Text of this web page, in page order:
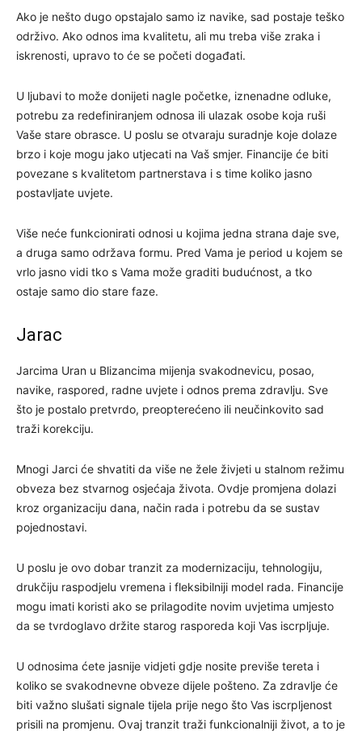
Ako je nešto dugo opstajalo samo iz navike, sad postaje teško
održivo. Ako odnos ima kvalitetu, ali mu treba više zraka i
iskrenosti, upravo to će se početi događati.
U ljubavi to može donijeti nagle početke, iznenadne odluke,
potrebu za redefiniranjem odnosa ili ulazak osobe koja ruši
Vaše stare obrasce. U poslu se otvaraju suradnje koje dolaze
brzo i koje mogu jako utjecati na Vaš smjer. Financije će biti
povezane s kvalitetom partnerstava i s time koliko jasno
postavljate uvjete.
Više neće funkcionirati odnosi u kojima jedna strana daje sve,
a druga samo održava formu. Pred Vama je period u kojem se
vrlo jasno vidi tko s Vama može graditi budućnost, a tko
ostaje samo dio stare faze.
Jarac
Jarcima Uran u Blizancima mijenja svakodnevicu, posao,
navike, raspored, radne uvjete i odnos prema zdravlju. Sve
što je postalo pretvrdo, preopterećeno ili neučinkovito sad
traži korekciju.
Mnogi Jarci će shvatiti da više ne žele živjeti u stalnom režimu
obveza bez stvarnog osjećaja života. Ovdje promjena dolazi
kroz organizaciju dana, način rada i potrebu da se sustav
pojednostavi.
U poslu je ovo dobar tranzit za modernizaciju, tehnologiju,
drukčiju raspodjelu vremena i fleksibilniji model rada. Financije
mogu imati koristi ako se prilagodite novim uvjetima umjesto
da se tvrdoglavo držite starog rasporeda koji Vas iscrpljuje.
U odnosima ćete jasnije vidjeti gdje nosite previše tereta i
koliko se svakodnevne obveze dijele pošteno. Za zdravlje će
biti važno slušati signale tijela prije nego što Vas iscrpljenost
prisili na promjenu. Ovaj tranzit traži funkcionalniji život, a to je